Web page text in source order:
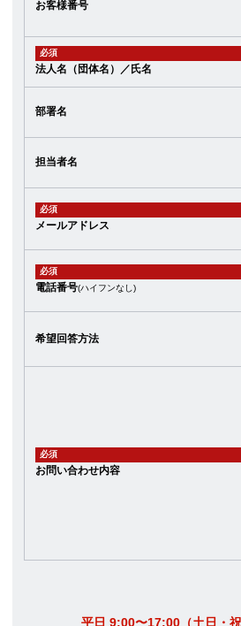
お客様番号
必須
法人名（団体名）／氏名
部署名
担当者名
必須
メールアドレス
必須
電話番号(ハイフンなし)
希望回答方法
必須
お問い合わせ内容
平日 9:00〜17:00（土日・